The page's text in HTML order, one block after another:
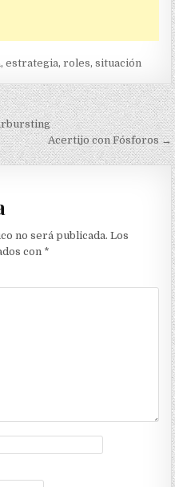
,estrategia,roles,situación
Acertijo con Fósforos →
no será publicada. Los
con *